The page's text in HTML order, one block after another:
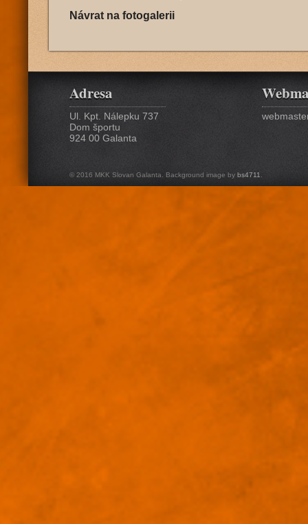
Návrat na fotogalerii
Adresa
Ul. Kpt. Nálepku 737
Dom športu
924 00 Galanta
© 2016 MKK Slovan Galanta. Background image by bs4711